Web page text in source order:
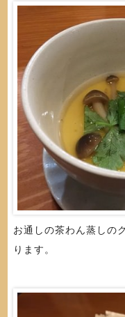
お通しの茶わん蒸しの
ります。